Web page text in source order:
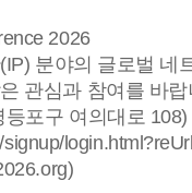
2026
분야의 글로벌 네
관심과 참여를 바
포구 여의대로